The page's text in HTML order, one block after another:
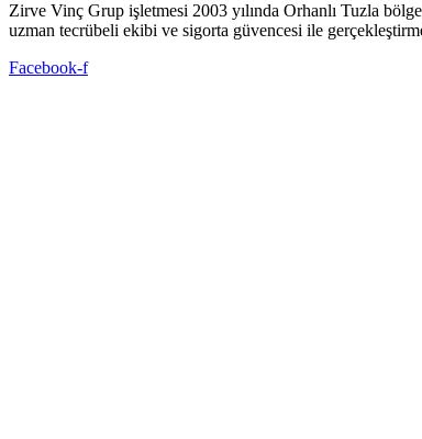
Zirve Vinç Grup işletmesi 2003 yılında Orhanlı Tuzla
uzman tecrübeli ekibi ve sigorta güvencesi ile
Facebook-f